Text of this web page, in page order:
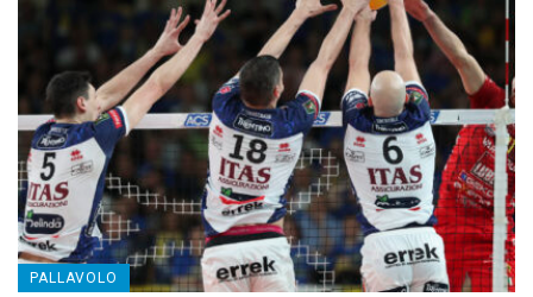
PALLAVOLO